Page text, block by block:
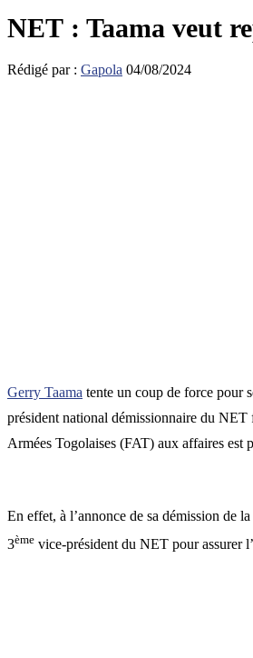
NET : Taama veut
Rédigé par : Gapola 04/08/2024
Gerry Taama tente un coup de force pour
président national démissionnaire du
Armées Togolaises (FAT) aux affaires est
En effet, à l’annonce de sa démission de
3ème vice-président du NET pour assurer